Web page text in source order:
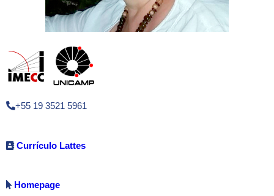
+55 19 3521 5961
Currículo Lattes
Homepage